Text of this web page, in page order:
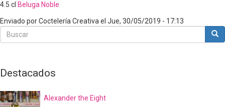
4.5 cl Beluga Noble
Enviado porCoctelería Creativael Jue, 30/05/2019 - 17:13
Buscar
Buscar
Destacados
Alexander the Eight